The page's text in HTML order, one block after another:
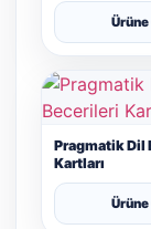
Pragmatik Dil
Kartları